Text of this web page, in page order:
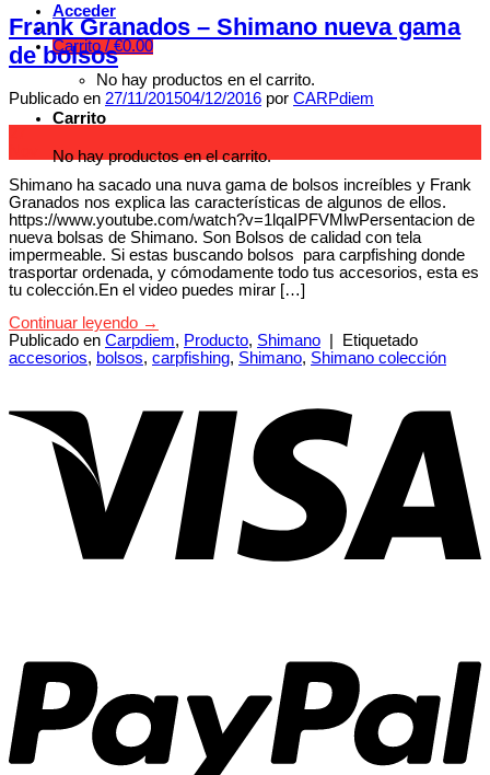
Acceder
Carrito / €0.00
No hay productos en el carrito.
Carrito
No hay productos en el carrito.
Frank Granados – Shimano nueva gama
de bolsos
Publicado en 27/11/201504/12/2016 por CARPdiem
Shimano ha sacado una nuva gama de bolsos increíbles y Frank
Granados nos explica las características de algunos de ellos.
https://www.youtube.com/watch?v=1lqaIPFVMlwPersentacion de
nueva bolsas de Shimano. Son Bolsos de calidad con tela
impermeable. Si estas buscando bolsos para carpfishing donde
trasportar ordenada, y cómodamente todo tus accesorios, esta es
tu colección.En el video puedes mirar […]
Continuar leyendo →
Publicado en Carpdiem, Producto, Shimano
Etiquetado
accesorios, bolsos, carpfishing, Shimano, Shimano colección